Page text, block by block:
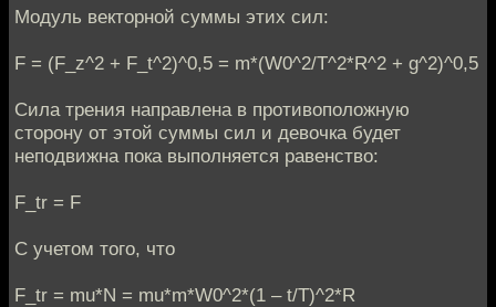
Модуль векторной суммы этих сил:
F = (F_z^2 + F_t^2)^0,5 = m*(W0^2/T^2*R^2 + g^2)^0,5
Сила трения направлена в противоположную
сторону от этой суммы сил и девочка будет
неподвижна пока выполняется равенство:
F_tr = F
С учетом того, что
F_tr = mu*N = mu*m*W0^2*(1 – t/T)^2*R